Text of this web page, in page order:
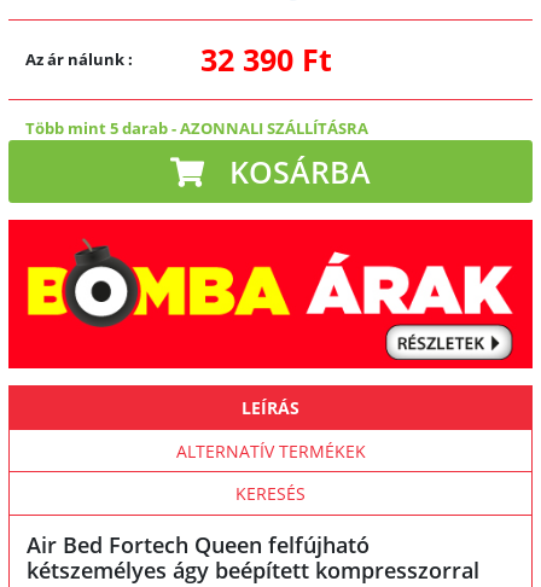
Az ár nálunk: 32 390 Ft
Több mint 5 darab-AZONNALI SZÁLLÍTÁSRA
KOSÁRBA
LEÍRÁS
ALTERNATÍV TERMÉKEK
KERESÉS
Air Bed Fortech Queen felfújható
kétszemélyes ágy beépített kompresszorral